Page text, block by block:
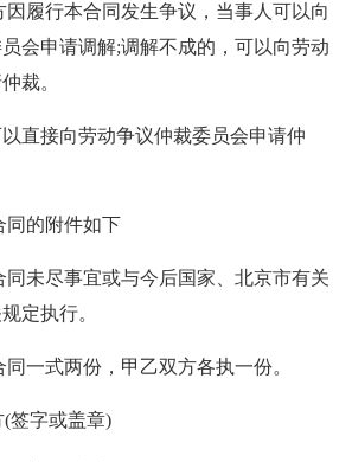
因履行本合同发生争议，当事人可以向
会申请调解;调解不成的，可以向劳动
裁。
直接向劳动争议仲裁委员会申请仲
同的附件如下
同未尽事宜或与今后国家、北京市有关
定执行。
一式两份，甲乙双方各执一份。
(签字或盖章)